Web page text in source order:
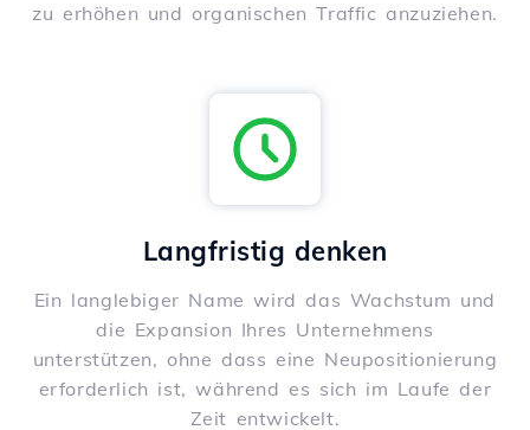
zu erhöhen und organischen Traffic anzuziehen.
Langfristig denken
Ein langlebiger Name wird das Wachstum und
die Expansion Ihres Unternehmens
unterstützen, ohne dass eine Neupositionierung
erforderlich ist, während es sich im Laufe der
Zeit entwickelt.